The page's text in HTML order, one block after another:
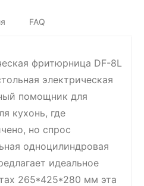
FAQ
фритюрница DF-8L
электрическая
помощник для
кухонь, где
но спрос
одноцилиндровая
идеальное
265*425*280 мм эта